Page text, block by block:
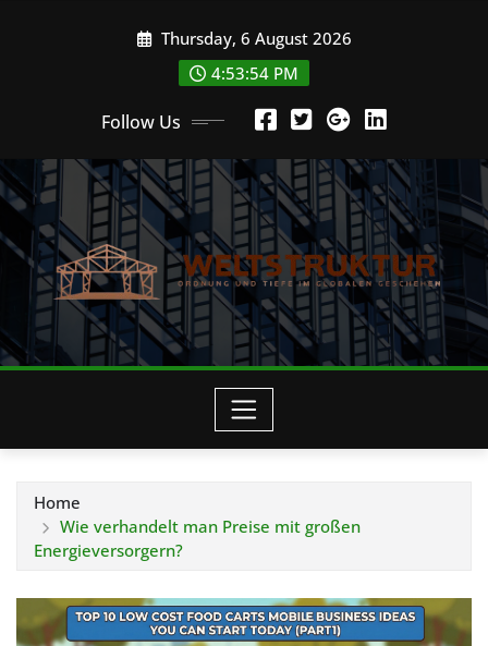
Thursday, 6 August 2026
4:53:54 PM
Follow Us
Home
Wie verhandelt man Preise mit großen
Energieversorgern?